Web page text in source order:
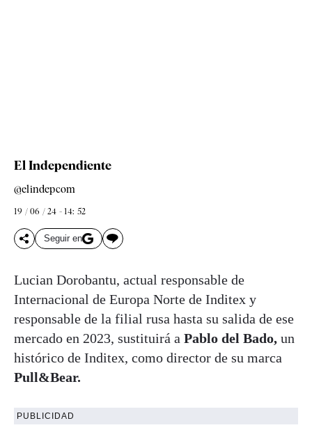
El Independiente
@elindepcom
19 / 06 / 24 - 14: 52
Seguir en
Lucian Dorobantu, actual responsable de
Internacional de Europa Norte de Inditex y
responsable de la filial rusa hasta su salida de ese
mercado en 2023, sustituirá a Pablo del Bado, un
histórico de Inditex, como director de su marca
Pull&Bear.
PUBLICIDAD